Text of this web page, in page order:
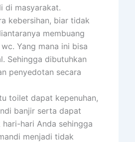
di masyarakat.
kebersihan, biar tidak
membuang
Yang mana ini bisa
Sehingga dibutuhkan
penyedotan secara
toilet dapat kepenuhan,
banjir serta dapat
hari Anda sehingga
menjadi tidak